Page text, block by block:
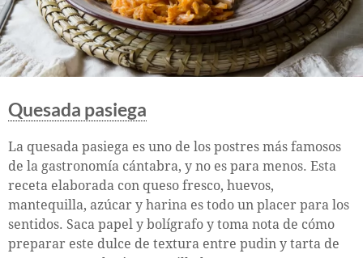
Quesada pasiega
La quesada pasiega es uno de los postres más famosos
de la gastronomía cántabra, y no es para menos. Esta
receta elaborada con queso fresco, huevos,
mantequilla, azúcar y harina es todo un placer para los
sentidos. Saca papel y bolígrafo y toma nota de cómo
preparar este dulce de textura entre pudin y tarta de